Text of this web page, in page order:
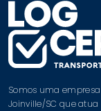
Diferenciais
Soluções
Contato
Política de